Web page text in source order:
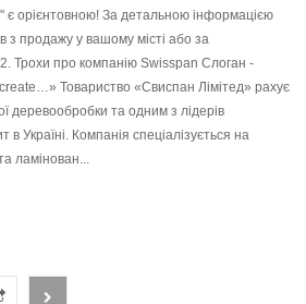
є орієнтовною! За детальною інформацією
з продажу у вашому місті або за
про компанію Swisspan Слоган -
Товариство «Свиспан Лімітед» рахує
деревообробки та одним з лідерів
Україні. Компанія спеціалізується на
ламінован...